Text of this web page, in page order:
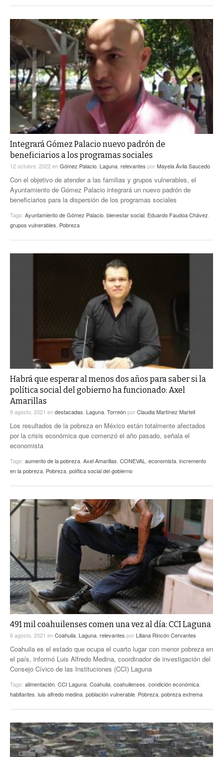
Integrará Gómez Palacio nuevo padrón de
beneficiarios a los programas sociales
12 octubre, 2022enGómez Palacio, Laguna, relevantes porMayela Ávila Saucedo
Con el objetivo de atender a las familias y grupos vulnerables, el
Ayuntamiento de Gómez Palacio integrará un nuevo padrón de
beneficiarios para la dispersión de los programas sociales
Tags: Ayuntamiento de Gómez Palacio, bienestar social, Eduardo Faudoa Chávez,
grupos vulnerables, Pobreza
Habrá que esperar al menos dos años para saber si la
política social del gobierno ha funcionado: Axel
Amarillas
9 agosto, 2021 endestacadas Laguna TorreónporClaudia Martínez Martell
Los resultados de la pobreza en México están totalmente afectados
por la crisis económica que comenzó el año pasado, señala el
economista
Tags: aumento de la pobreza Axel Amarillas CONEVAL economista incremento
en la pobreza Pobreza política social del gobierno
491 mil coahuilenses comen una vez al día: CCI Laguna
6 agosto, 2021 enCoahuila Laguna relevantes por Liliana Rincón Cervantes
Coahuila es el estado que ocupa el cuarto lugar con menor pobreza en
el país, informó Luis Alfredo Medina, coordinador de investigación del
Consejo Cívico de las Instituciones (CCI) Laguna
Tags: alimentación CCI Laguna Coahuila coahuilenses condición económica
habitantes luis alfredo medina población vulnerable Pobreza pobreza extrema